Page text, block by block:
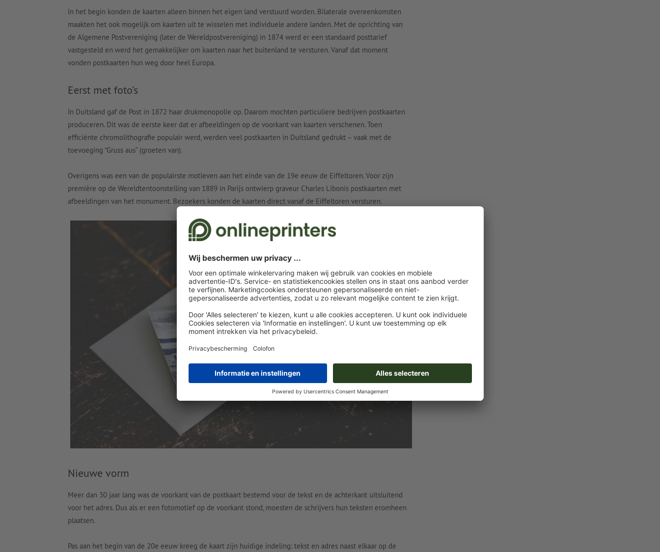
In het begin konden de kaarten alleen binnen het eigen land verstuurd worden. Bilaterale overeenkomsten
maakten het ook mogelijk om kaarten uit te wisselen met individuele andere landen. Met de oprichting van
de Algemene Postvereniging (later de Wereldpostvereniging) in 1874 werd er een standaard posttarief
vastgesteld en werd het gemakkelijker om kaarten naar het buitenland te versturen. Vanaf dat moment
vonden postkaarten hun weg door heel Europa.
Eerst met foto’s
In Duitsland gaf de Post in 1872 haar drukmonopolie op. Daarom mochten particuliere bedrijven postkaarten
produceren. Dit was de eerste keer dat er afbeeldingen op de voorkant van kaarten verschenen. Toen
efficiënte chromolithografie populair werd, werden veel postkaarten in Duitsland gedrukt – vaak met de
toevoeging “Gruss aus” (groeten van).
Overigens was een van de populairste motieven aan het einde van de 19e eeuw de Eiffeltoren. Voor zijn
première op de Wereldtentoonstelling van 1889 in Parijs ontwierp graveur Charles Libonis postkaarten met
afbeeldingen van het monument. Bezoekers konden de kaarten direct vanaf de Eiffeltoren versturen.
Nieuwe vorm
Meer dan 30 jaar lang was de voorkant van de postkaart bestemd voor de tekst en de achterkant uitsluitend
voor het adres. Dus als er een fotomotief op de voorkant stond, moesten de schrijvers hun teksten eromheen
plaatsen.
Pas aan het begin van de 20e eeuw kreeg de kaart zijn huidige indeling: tekst en adres naast elkaar op de